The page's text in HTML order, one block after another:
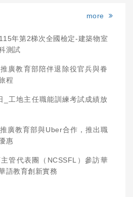
more
年第2梯次全國檢定-建築物室
測試
廣教育部陪伴退除役官兵與眷
程
_工地主任職能訓練考試成績放
廣教育部與Uber合作，推出職
惠
管代表團（NCSSFL）參訪華
語教育創新實務